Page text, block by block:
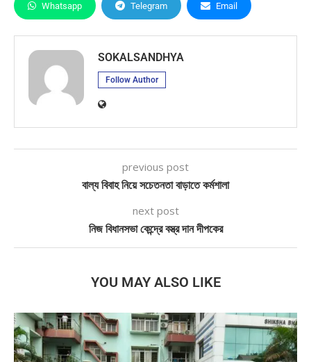
Whatsapp Telegram Email
SOKALSANDHYA
Follow Author
previous post
বাল্য বিবাহ নিয়ে সচেতনতা বাড়াতে কর্মশালা
next post
নিজ বিধানসভা কেন্দ্রে বস্ত্র দান দীপকের
YOU MAY ALSO LIKE